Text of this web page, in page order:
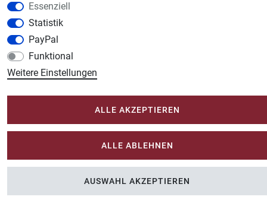
Plotter-City.com
Schneideplotter, Transferpressen, Siebdruck und Plotterfolien
Modellbau-City.com
Military + Tabletop Plastikmodelle und Modellbau Farben - Bringen Sie Farbe ins
Spiel.
Küchen Zubehör - Haus/Garten - Tierbedarf
Essenziell
Statistik
PayPal
Funktional
Weitere Einstellungen
ALLE AKZEPTIEREN
ALLE ABLEHNEN
AUSWAHL AKZEPTIEREN